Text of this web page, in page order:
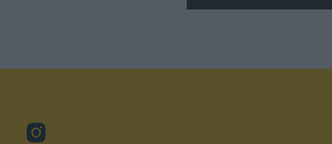
Instagram